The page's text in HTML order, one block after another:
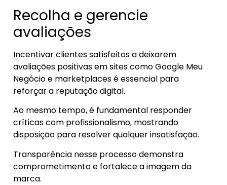
Recolha e gerencie
avaliações
Incentivar clientes satisfeitos a deixarem
avaliações positivas em sites como Google Meu
Negócio e marketplaces é essencial para
reforçar a reputação digital.
Ao mesmo tempo, é fundamental responder
críticas com profissionalismo, mostrando
disposição para resolver qualquer insatisfação.
Transparência nesse processo demonstra
comprometimento e fortalece a imagem da
marca.